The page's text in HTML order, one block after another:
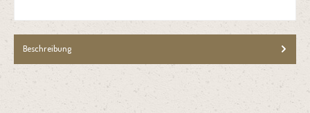
Beschreibung